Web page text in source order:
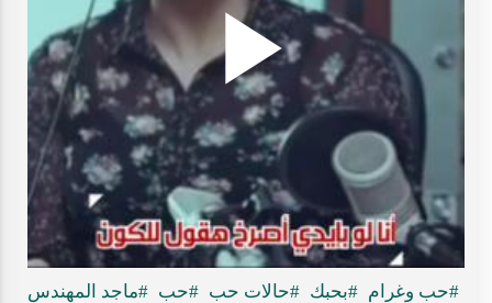
Play
#حب وغرام #بحبك #حالات حب #حب #ماجد المهندس